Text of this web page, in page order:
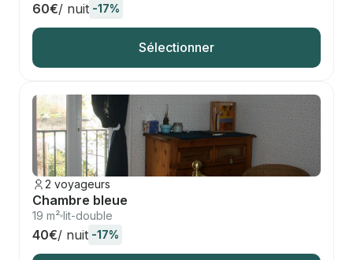
60€/ nuit -17%
Sélectionner
2 voyageurs
Chambre bleue
19 m² lit-double
40€/ nuit -17%